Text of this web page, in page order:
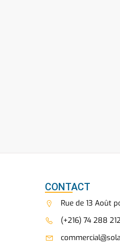
CONTACT
Rue de 13 Août
(+216) 74 288